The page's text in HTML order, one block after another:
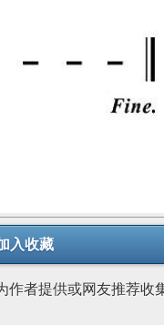
入收藏
作者提供或网友推荐